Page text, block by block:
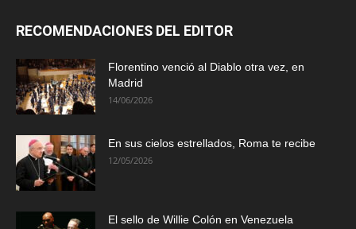
RECOMENDACIONES DEL EDITOR
Florentino venció al Diablo otra vez, en
Madrid
14/06/2026
En sus cielos estrellados, Roma te recibe
12/05/2026
El sello de Willie Colón en Venezuela